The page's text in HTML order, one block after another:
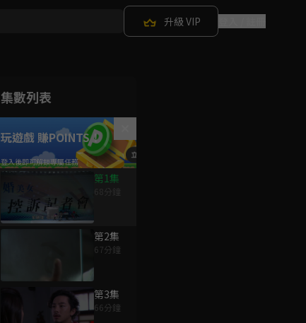
升級 VIP
集數列表
玩遊戲 賺POINTS！
第1集
第2集
67分鐘
第3集
66分鐘